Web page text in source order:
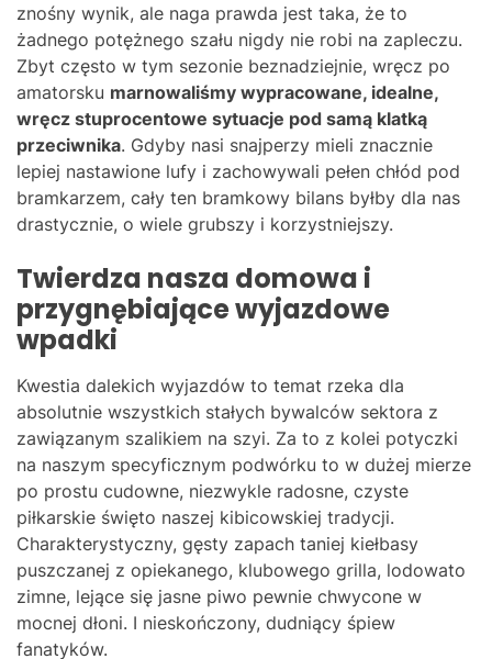
znośny wynik, ale naga prawda jest taka, że to
żadnego potężnego szału nigdy nie robi na zapleczu.
Zbyt często w tym sezonie beznadziejnie, wręcz po
amatorsku marnowaliśmy wypracowane, idealne,
wręcz stuprocentowe sytuacje pod samą klatką
przeciwnika. Gdyby nasi snajperzy mieli znacznie
lepiej nastawione lufy i zachowywali pełen chłód pod
bramkarzem, cały ten bramkowy bilans byłby dla nas
drastycznie, o wiele grubszy i korzystniejszy.
Twierdza nasza domowa i
przygnębiające wyjazdowe
wpadki
Kwestia dalekich wyjazdów to temat rzeka dla
absolutnie wszystkich stałych bywalców sektora z
zawiązanym szalikiem na szyi. Za to z kolei potyczki
na naszym specyficznym podwórku to w dużej mierze
po prostu cudowne, niezwykle radosne, czyste
piłkarskie święto naszej kibicowskiej tradycji.
Charakterystyczny, gęsty zapach taniej kiełbasy
puszczanej z opiekanego, klubowego grilla, lodowato
zimne, lejące się jasne piwo pewnie chwycone w
mocnej dłoni. I nieskończony, dudniący śpiew
fanatyków.